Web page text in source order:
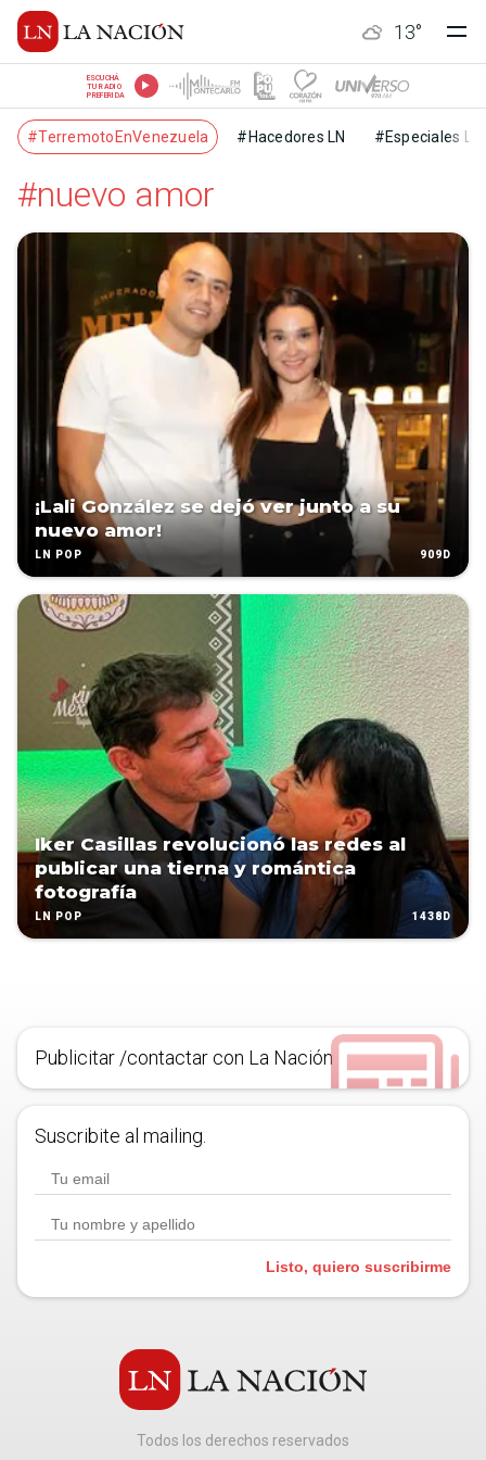
13°
ESCUCHÁ
TU RADIO
PREFERIDA
#TerremotoEnVenezuela #Hacedores LN #Especiales LN
#nuevo amor
¡Lali González se dejó ver junto a su
nuevo amor!
LN POP 909D
Iker Casillas revolucionó las redes al
publicar una tierna y romántica
fotografía
LN POP 1438D
Publicitar /contactar con La Nación
Suscribite al mailing.
Listo, quiero suscribirme
Todos los derechos reservados